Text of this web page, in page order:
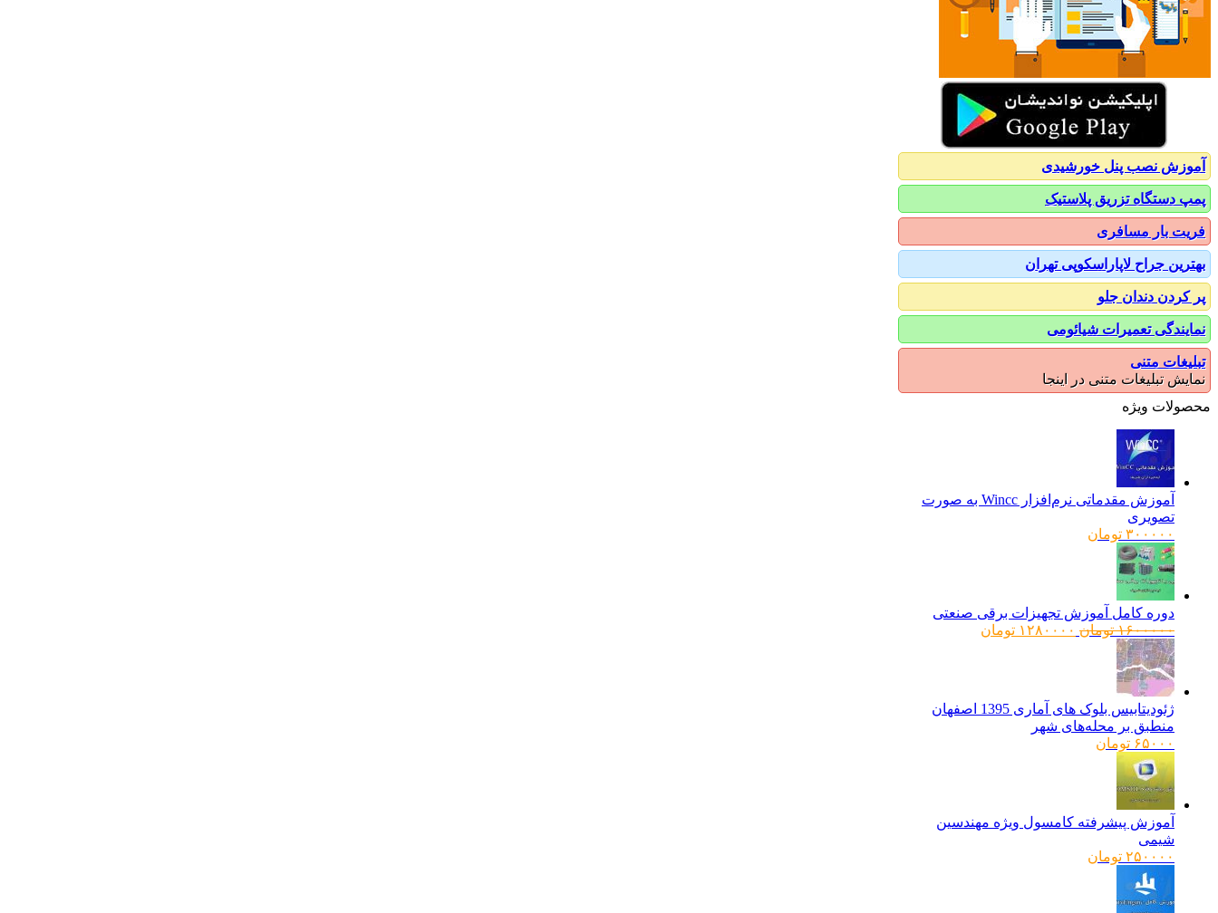
آموزش نصب پنل خورشیدی
پمپ دستگاه تزریق پلاستیک
فریت بار مسافری
بهترین جراح لاپاراسکوپی تهران
پر کردن دندان جلو
نمایندگی تعمیرات شیائومی
تبلیغات متنی
نمایش تبلیغات متنی در اینجا
محصولات ویژه
آموزش مقدماتی نرم‌افزار Wincc به صورت
تصویری
۳۰۰۰۰۰ تومان
دوره کامل آموزش تجهیزات برقی صنعتی
۱۶۰۰۰۰۰ تومان قیمت
۱۲۸۰۰۰۰ تومان
ژئودیتابیس بلوک های آماری 1395 اصفهان
منطبق بر محله‌های شهر
۶۵۰۰۰ تومان
آموزش پیشرفته کامسول ویژه مهندسین
شیمی
۲۵۰۰۰۰ تومان